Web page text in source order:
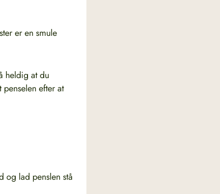
er en smule
heldig at du
efter at
lad penslen stå